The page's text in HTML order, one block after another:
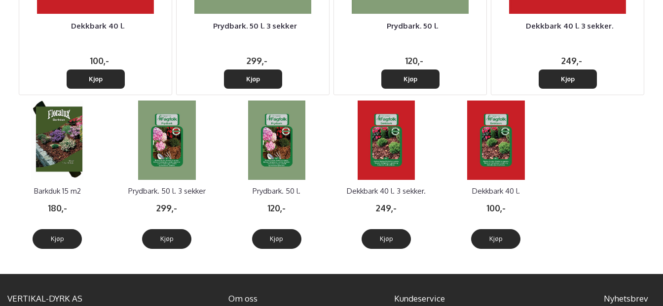
Dekkbark 40 l.
100,-
Kjøp
Prydbark. 50 l. 3 sekker
299,-
Kjøp
Prydbark. 50 l.
120,-
Kjøp
Dekkbark 40 l. 3 sekker.
249,-
Kjøp
Barkduk 15 m2
180,-
Kjøp
Prydbark. 50 l. 3 sekker
299,-
Kjøp
Prydbark. 50 l.
120,-
Kjøp
Dekkbark 40 l. 3 sekker.
249,-
Kjøp
Dekkbark 40 l.
100,-
Kjøp
VERTIKAL-DYRK AS Om oss Kundeservice Nyhetsbrev